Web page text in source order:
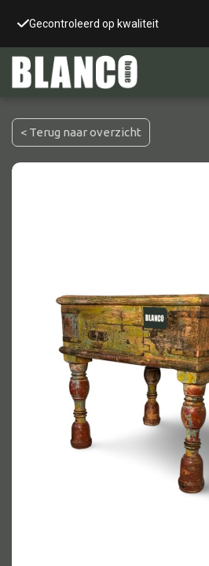
Gecontroleerd op kwaliteit
Bijzettafel
Tafelblad
Onderstel
< Terug naar overzicht